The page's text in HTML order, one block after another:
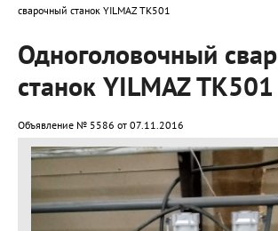
сварочный станок YILMAZ TK501
Одноголовочный
станок YILMAZ TK501
Объявление № 5586 от 07.11.2016